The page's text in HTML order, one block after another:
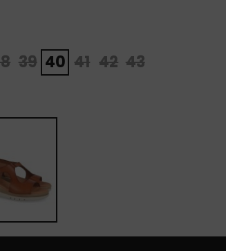
39 40 41 42 43